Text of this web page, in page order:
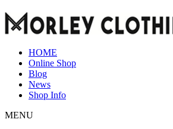
HOME
Online Shop
Blog
News
Shop Info
MENU